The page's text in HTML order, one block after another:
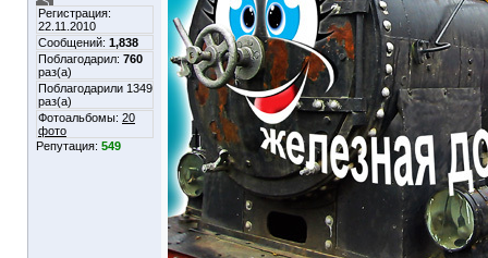
Регистрация:
22.11.2010
Сообщений: 1,838
Поблагодарил: 760
раз(а)
Поблагодарили 1349
раз(а)
Фотоальбомы: 20
фото
Репутация: 549